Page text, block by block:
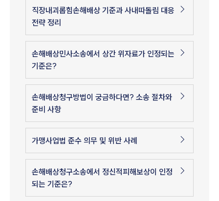
직장내괴롭힘손해배상 기준과 사내따돌림 대응
전략 정리
손해배상민사소송에서 상간 위자료가 인정되는
기준은?
손해배상청구방법이 궁금하다면? 소송 절차와
준비 사항
가맹사업법 준수 의무 및 위반 사례
손해배상청구소송에서 정신적피해보상이 인정
되는 기준은?